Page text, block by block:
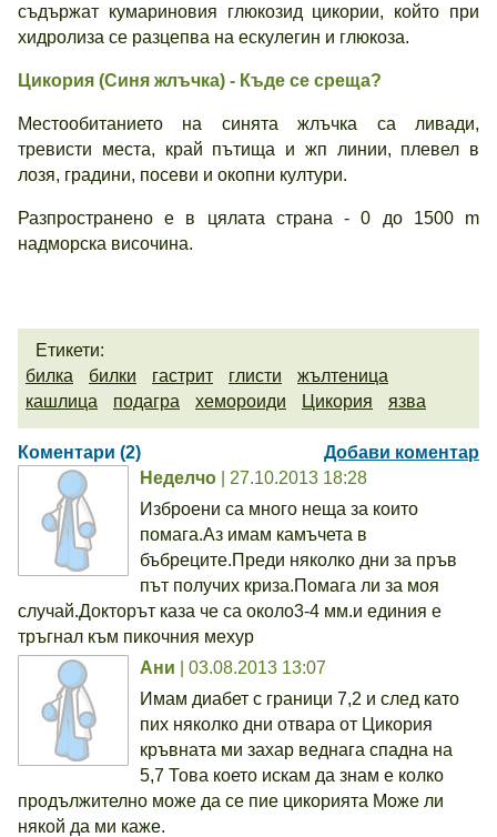
съдържат кумариновия глюкозид цикории, който при
хидролиза се разцепва на ескулегин и глюкоза.
Цикория (Синя жлъчка) - Къде се среща?
Местообитанието на синята жлъчка са ливади,
тревисти места, край пътища и жп линии, плевел в
лозя, градини, посеви и окопни култури.
Разпространено е в цялата страна - 0 до 1500 m
надморска височина.
Етикети:
билка
билки гастрит глисти
жълтеница
кашлица
подагра хемороиди Цикория язва
Коментари (2)
Добави коментар
Неделчо | 27.10.2013 18:28
Изброени са много неща за които
помага.Аз имам камъчета в
бъбреците.Преди няколко дни за пръв
път получих криза.Помага ли за моя
случай.Докторът каза че са около3-4 мм.и единия е
тръгнал към пикочния мехур
Ани | 03.08.2013 13:07
Имам диабет с граници 7,2 и след като
пих няколко дни отвара от Цикория
кръвната ми захар веднага спадна на
5,7 Това което искам да знам е колко
продължително може да се пие цикорията Може ли
някой да ми каже.